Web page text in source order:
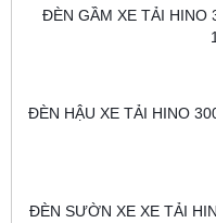
ĐÈN GẦM XE TẢI HINO
ĐÈN HẬU XE TẢI HINO
ĐÈN SƯỜN XE XE TẢI